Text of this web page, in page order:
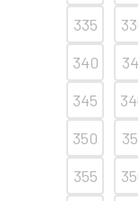
335
340
345
350
355